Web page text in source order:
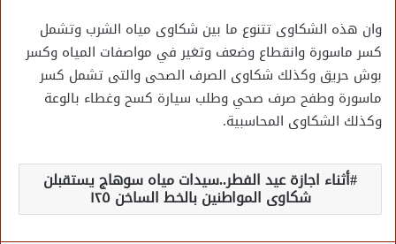
وان هذه الشكاوى تتنوع ما بين شكاوى مياه الشرب وتشمل
كسر ماسورة وانقطاع وضعف وتغير في مواصفات المياه وكسر
بوش حريق وكذلك شكاوى الصرف الصحى والتى تشمل كسر
ماسورة وطفح صرف صحي وطلب سيارة كسح وغطاء بالوعة
وكذلك الشكاوى المحاسبية.
أثناء اجازة عيد الفطر..سيدات مياه سوهاج يستقبلن
شكاوى المواطنين بالخط الساخن ١٢٥